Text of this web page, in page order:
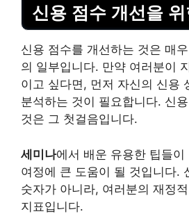
신용 점수 개선을
신용 점수를 개선하는 것은 매
의 일부입니다. 만약 여러분이
이고 싶다면, 먼저 자신의 신용
분석하는 것이 필요합니다. 신
것은 그 첫걸음입니다.
세미나에서 배운 유용한 팁들
여정에 큰 도움이 될 것입니다.
숫자가 아니라, 여러분의 재정적
지표입니다.